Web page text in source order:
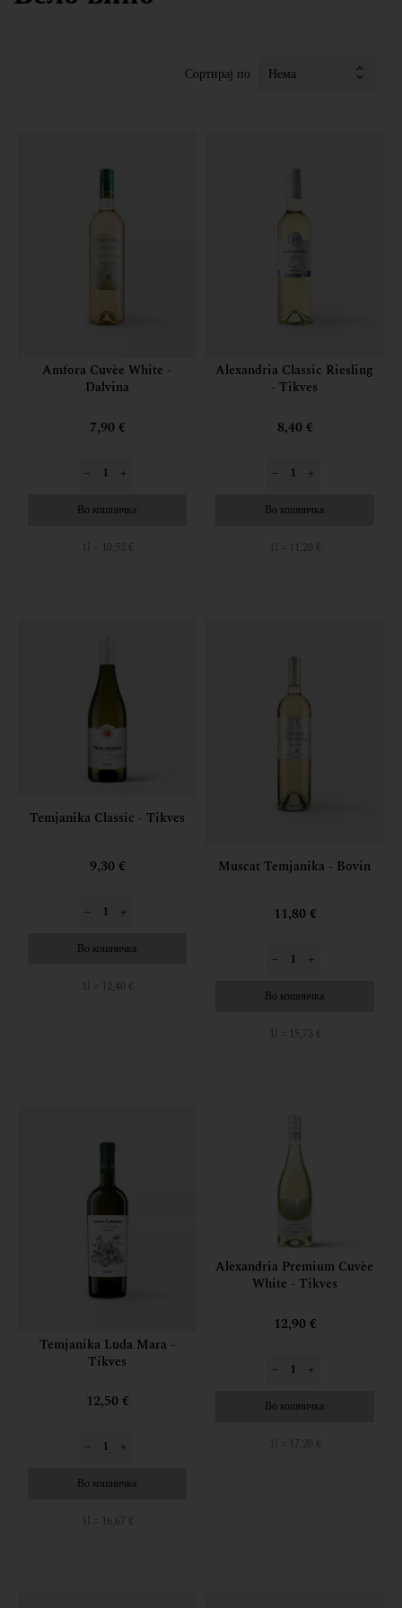
Сортирај по
Amfora Cuvèe White -
Dalvina
7,90 €
– +
Во кошничка
1l = 10,53 €
Alexandria Classic Riesling
- Tikves
8,40 €
– +
Во кошничка
1l = 11,20 €
Temjanika Classic - Tikves
9,30 €
– +
Во кошничка
1l = 12,40 €
Muscat Temjanika - Bovin
11,80 €
– +
Во кошничка
1l = 15,73 €
Temjanika Luda Mara -
Tikves
12,50 €
– +
Во кошничка
1l = 16,67 €
Alexandria Premium Cuvèe
White - Tikves
12,90 €
– +
Во кошничка
1l = 17,20 €